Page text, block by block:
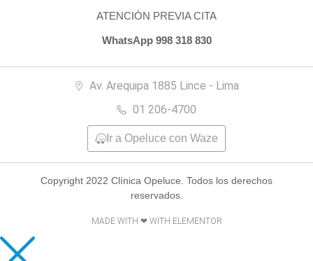
ATENCIÓN PREVIA CITA
WhatsApp 998 318 830
Av. Arequipa 1885 Lince - Lima
01 206-4700
Ir a Opeluce con Waze
Copyright 2022 Clínica Opeluce. Todos los derechos
reservados.
MADE WITH ❤ WITH ELEMENTOR​